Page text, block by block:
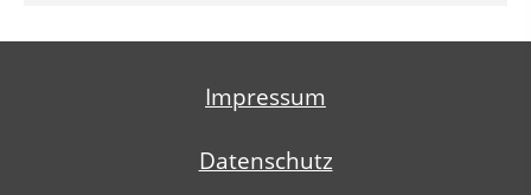
Impressum
Datenschutz